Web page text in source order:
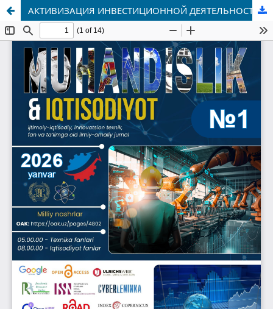
АКТИВИЗАЦИЯ ИНВЕСТИЦИОННОЙ ДЕЯТЕЛЬНОСТИ И ЭФФЕКТИВНОСТЬ ИНВЕСТИЦИЙ В СЕЛЬСКОМ ХОЗЯЙСТВЕ В УСЛОВИЯХ ПРИАРАЛЬЯ (НА ПРИМЕРЕ РЕСПУБЛИКИ КАРАКАЛПАКСТАН).